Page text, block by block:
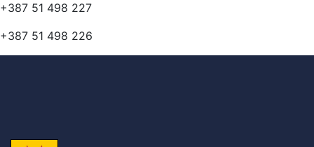
+387 51 498 227
+387 51 498 226